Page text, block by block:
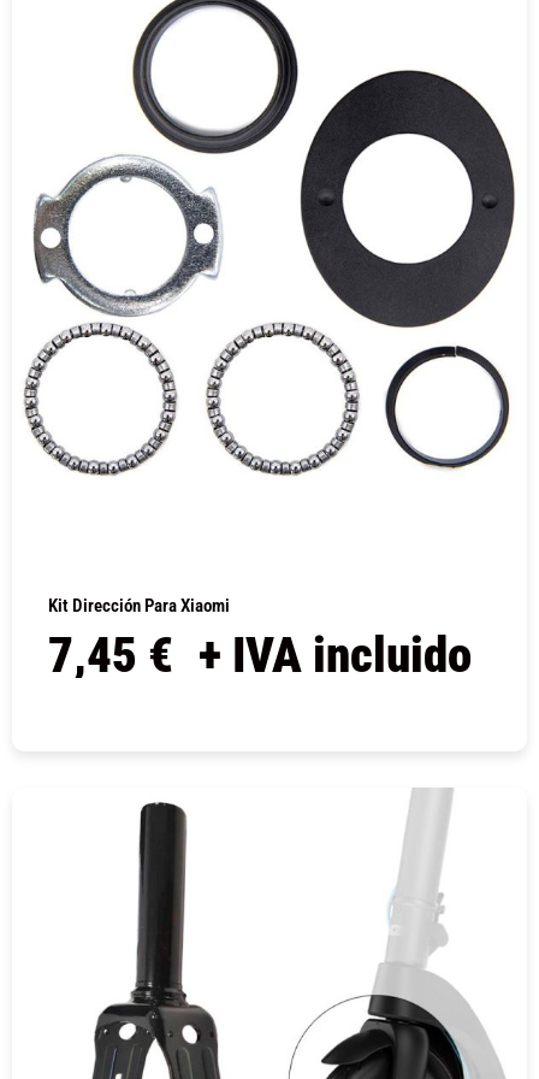
Kit Dirección Para Xiaomi
7,45 € + IVA incluido